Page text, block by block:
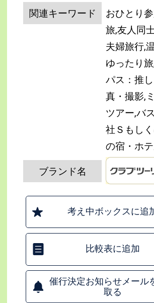
関連キーワード
おひとり
旅,友人同
夫婦旅行,
ゆったり
パス：推
真・撮影,
ツアー,バ
社Ｓもし
の宿・ホ
ブランド名
考え中ボックスに追
比較表に追加
催行決定お知らせメール
取る